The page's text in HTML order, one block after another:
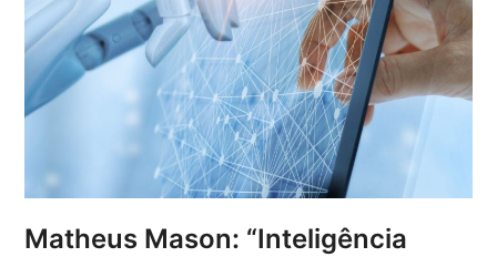
Matheus Mason: “Inteligência